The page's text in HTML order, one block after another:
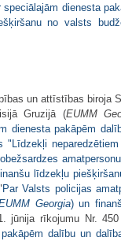
dienesta
no valsts
un attīstības biroja
Gruzijā (EUMM
dienesta pakāpēm
neparedzētiem
līdzekļu
Par Valsts policijas
Georgia) un
jūnija rīkojumu Nr.
dalību un